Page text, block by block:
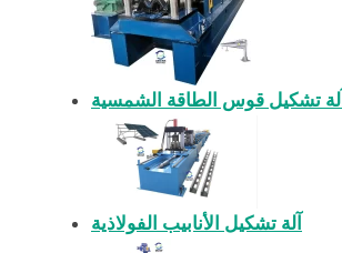
آلة تشكيل قوس الطاقة الشمسية
آلة تشكيل الأنابيب الفولاذية